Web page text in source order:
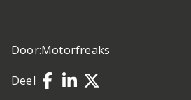
Door:Motorfreaks
Deel